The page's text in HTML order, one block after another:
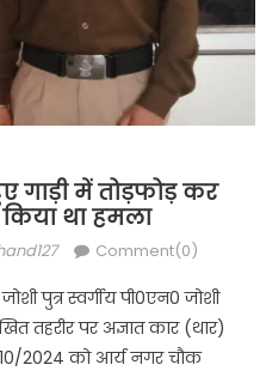
में तोड़फोड़ कर
था हमला
Comment(0)
पुत्र स्वर्गीय पी0एन0 जोशी
तहरीर पर अज्ञात कार (थार)
2024 को आर्य नगर चौक